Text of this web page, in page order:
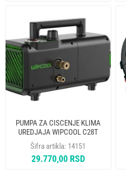
PUMPA ZA CISCENJE KLIMA
UREDJAJA WIPCOOL C28T
Šifra artikla: 14151
29.770,00 RSD